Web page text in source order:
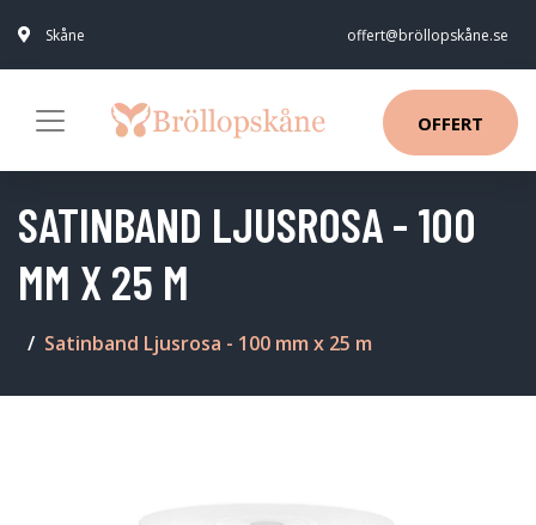
Skåne offert@bröllopskåne.se
OFFERT
SATINBAND LJUSROSA - 100
MM X 25 M
Satinband Ljusrosa - 100 mm x 25 m